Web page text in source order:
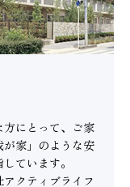
にとって、ご家
家」のような安
ています。
クティブライフ